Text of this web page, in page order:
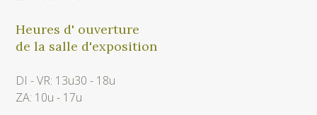
Heures d' ouverture
de la salle d'exposition
DI - VR: 13u30 - 18u
ZA: 10u - 17u